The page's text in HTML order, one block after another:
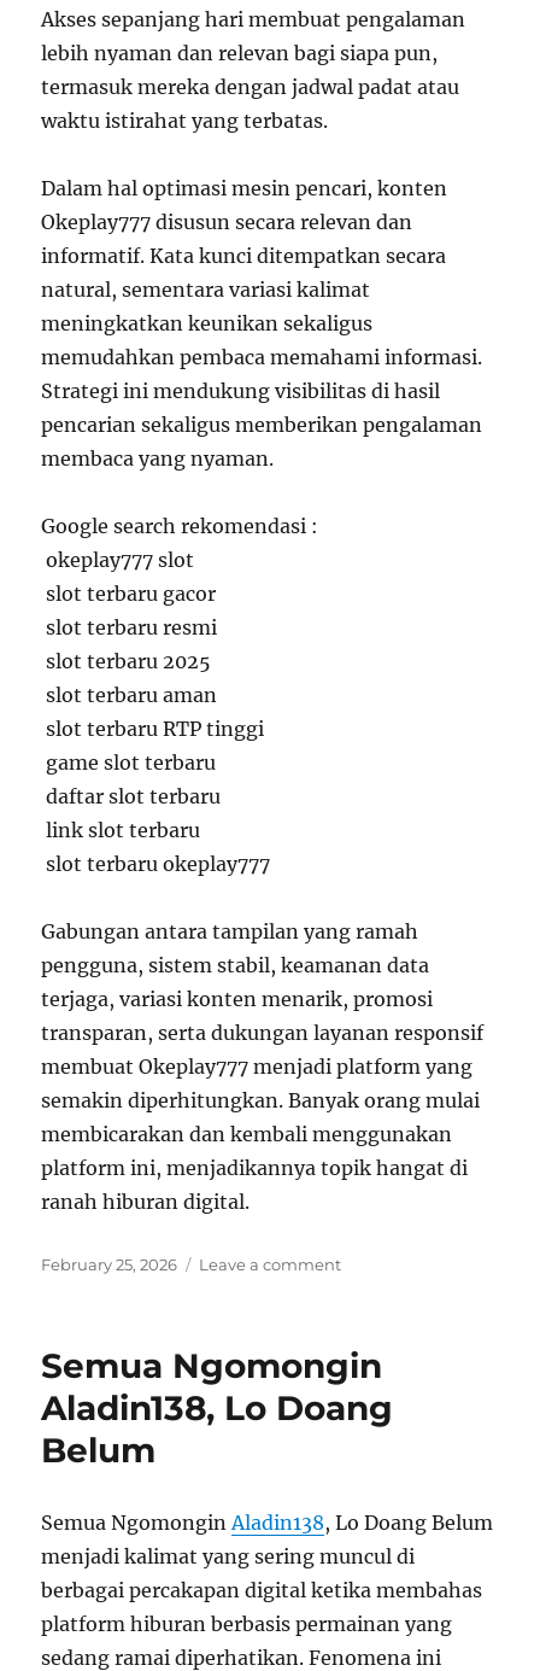
Akses sepanjang hari membuat pengalaman
lebih nyaman dan relevan bagi siapa pun,
termasuk mereka dengan jadwal padat atau
waktu istirahat yang terbatas.
Dalam hal optimasi mesin pencari, konten
Okeplay777 disusun secara relevan dan
informatif. Kata kunci ditempatkan secara
natural, sementara variasi kalimat
meningkatkan keunikan sekaligus
memudahkan pembaca memahami informasi.
Strategi ini mendukung visibilitas di hasil
pencarian sekaligus memberikan pengalaman
membaca yang nyaman.
Google search rekomendasi :
okeplay777 slot
slot terbaru gacor
slot terbaru resmi
slot terbaru 2025
slot terbaru aman
slot terbaru RTP tinggi
game slot terbaru
daftar slot terbaru
link slot terbaru
slot terbaru okeplay777
Gabungan antara tampilan yang ramah
pengguna, sistem stabil, keamanan data
terjaga, variasi konten menarik, promosi
transparan, serta dukungan layanan responsif
membuat Okeplay777 menjadi platform yang
semakin diperhitungkan. Banyak orang mulai
membicarakan dan kembali menggunakan
platform ini, menjadikannya topik hangat di
ranah hiburan digital.
Posted
February 25, 2026 Leave a commenton
Topik
Panas
Semua Ngomongin
Aladin138, Lo Doang
Belum
Semua NgomonginAladin138, Lo Doang Belum
menjadi kalimat yang sering muncul di
berbagai percakapan digital ketika membahas
platform hiburan berbasis permainan yang
sedang ramai diperhatikan. Fenomena ini